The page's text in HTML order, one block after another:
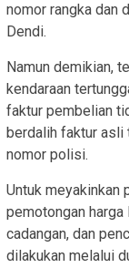
nomor rangka dan
Dendi.
Namun demikian,
kendaraan
faktur pembelian
berdalih faktur asli
nomor polisi.
Untuk meyakinkan
pemotongan harga
cadangan, dan
dilakukan melalui